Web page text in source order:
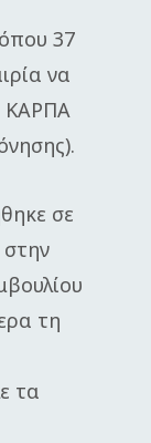
37
να
ΚΑΡΠΑ
σε
στην
τη
τα